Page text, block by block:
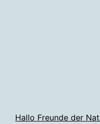
Hallo Freunde der